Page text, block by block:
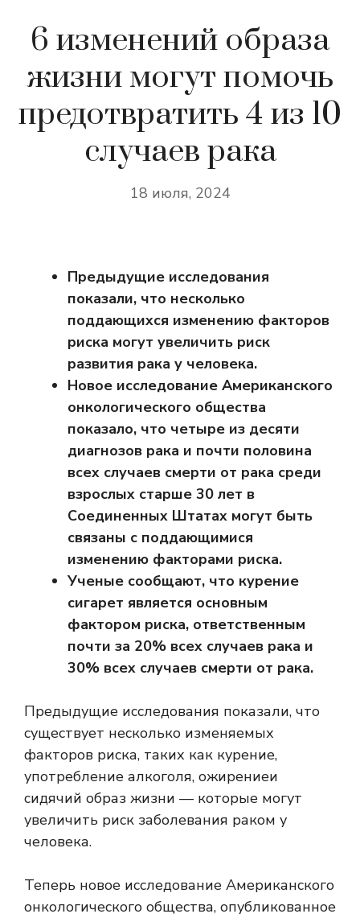
6 изменений образа
жизни могут помочь
предотвратить 4 из 10
случаев рака
18 июля, 2024
Предыдущие исследования
показали, что несколько
поддающихся изменению факторов
риска могут увеличить риск
развития рака у человека.
Новое исследование Американского
онкологического общества
показало, что четыре из десяти
диагнозов рака и почти половина
всех случаев смерти от рака среди
взрослых старше 30 лет в
Соединенных Штатах могут быть
связаны с поддающимися
изменению факторами риска.
Ученые сообщают, что курение
сигарет является основным
фактором риска, ответственным
почти за 20% всех случаев рака и
30% всех случаев смерти от рака.
Предыдущие исследования показали, что
существует несколько изменяемых
факторов риска, таких как курение,
употребление алкоголя, ожирениеи
сидячий образ жизни — которые могут
увеличить риск заболевания раком у
человека.
Теперь новое исследование Американского
онкологического общества, опубликованное